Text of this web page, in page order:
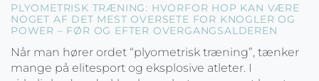
PLYOMETRISK TRÆNING: HVORFOR HOP KAN VÆRE
NOGET AF DET MEST OVERSETE FOR KNOGLER OG
POWER – FØR OG EFTER OVERGANGSALDEREN
Når man hører ordet “plyometrisk træning”, tænker
mange på elitesport og eksplosive atleter. I